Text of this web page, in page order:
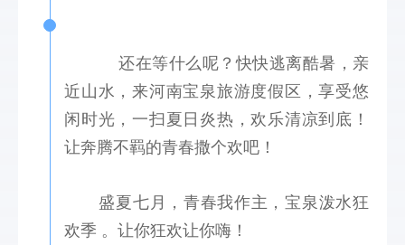
还在等什么呢？快快逃离酷暑，亲
近山水，来河南宝泉旅游度假区，享受悠
闲时光，一扫夏日炎热，欢乐清凉到底！
让奔腾不羁的青春撒个欢吧！
盛夏七月，青春我作主，宝泉泼水狂
欢季 。让你狂欢让你嗨！